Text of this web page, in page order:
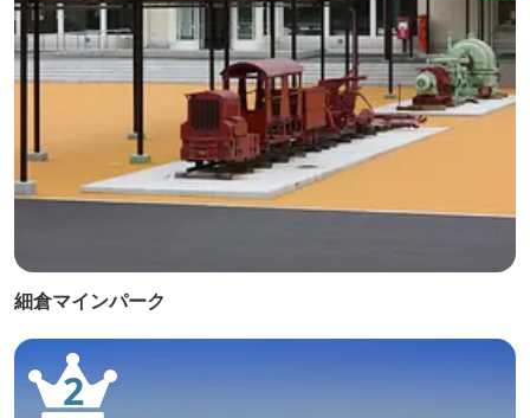
細倉マインパーク
2